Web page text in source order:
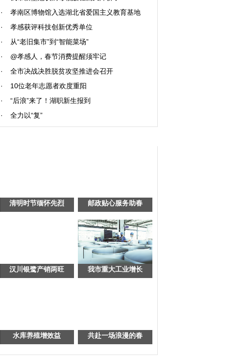
·
孝南区博物馆入选湖北省爱国主义教育基地
·
孝感获评科技创新优秀单位
·
从“老旧集市”到“智能菜场”
·
@孝感人，春节消费提醒须牢记
·
全市决战决胜脱贫攻坚推进会召开
·
10位老年志愿者欢度重阳
·
“后浪”来了！湖职新生报到
·
全力以“复”
清明时节缅怀先烈 邮政贴心服务助春
汉川银鹭产销两旺 我市重大工业增长
水库养殖增效益 共赴一场浪漫的春